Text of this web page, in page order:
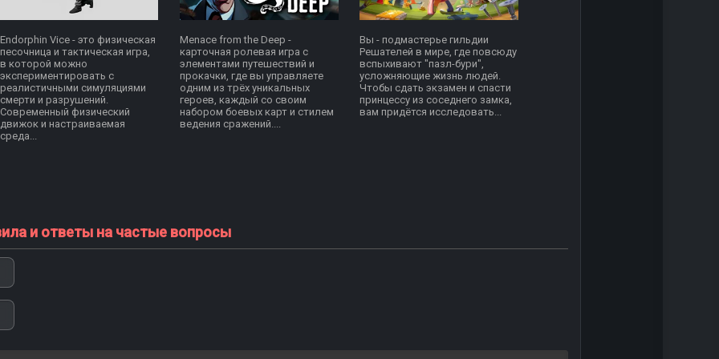
Endorphin Vice - это физическая
песочница и тактическая игра,
в которой можно
экспериментировать с
реалистичными симуляциями
смерти и разрушений.
Современный физический
движок и настраиваемая
среда...
Menace from the Deep -
карточная ролевая игра с
элементами путешествий и
прокачки, где вы управляете
одним из трёх уникальных
героев, каждый со своим
набором боевых карт и стилем
ведения сражений....
Вы - подмастерье гильдии
Решателей в мире, где повсюду
вспыхивают "пазл-бури",
усложняющие жизнь людей.
Чтобы сдать экзамен и спасти
принцессу из соседнего замка,
вам придётся исследовать...
и ответы на частые вопросы